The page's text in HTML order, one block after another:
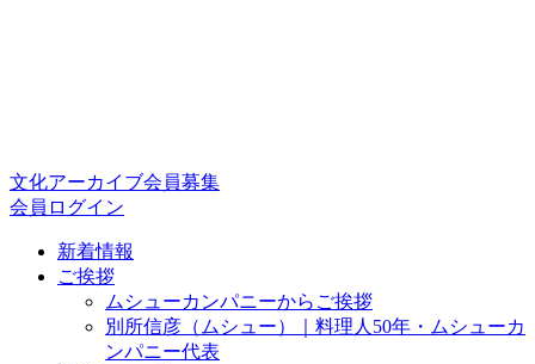
文化アーカイブ会員募集
会員ログイン
新着情報
ご挨拶
ムシューカンパニーからご挨拶
別所信彦（ムシュー）｜料理人50年・ムシューカ
ンパニー代表